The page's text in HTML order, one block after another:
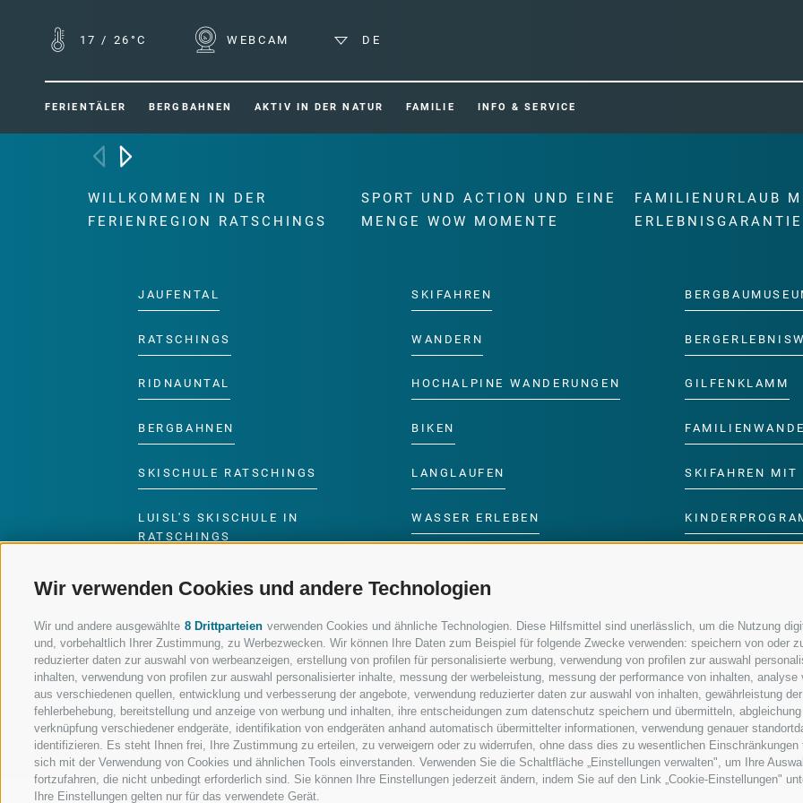
Wir verwenden Cookies und andere Technologien
Wir und andere ausgewählte 8 Drittparteien verwenden Cookies und ähnliche Technologien. Diese Hilfsmittel sind unerlässlich, um die Nutzung
und, vorbehaltlich Ihrer Zustimmung, zu Werbezwecken. Wir können Ihre Daten zum Beispiel für folgende Zwecke verwenden: speichern von oder
reduzierter daten zur auswahl von werbeanzeigen, erstellung von profilen für personalisierte werbung, verwendung von profilen zur auswahl
inhalten, verwendung von profilen zur auswahl personalisierter inhalte, messung der werbeleistung, messung der performance von inhalten,
aus verschiedenen quellen, entwicklung und verbesserung der angebote, verwendung reduzierter daten zur auswahl von inhalten, gewährleistung
fehlerbehebung, bereitstellung und anzeige von werbung und inhalten, ihre entscheidungen zum datenschutz speichern und übermitteln,
verknüpfung verschiedener endgeräte, identifikation von endgeräten anhand automatisch übermittelter informationen, verwendung genauer
identifizieren. Es steht Ihnen frei, Ihre Zustimmung zu erteilen, zu verweigern oder zu widerrufen, ohne dass dies zu wesentlichen
sich mit der Verwendung von Cookies und ähnlichen Tools einverstanden. Verwenden Sie die Schaltfläche „Einstellungen verwalten", um Ihre
fortzufahren, die nicht unbedingt erforderlich sind. Sie können Ihre Einstellungen jederzeit ändern, indem Sie auf den Link „Cookie-Einstellungen"
Ihre Einstellungen gelten nur für das verwendete Gerät.
17 / 26°C WEBCAM DE
FERIENTÄLER BERGBAHNEN AKTIV IN DER NATUR FAMILIE INFO & SERVICE
WILLKOMMEN IN DER
FERIENREGION RATSCHINGS
JAUFENTAL
RATSCHINGS
RIDNAUNTAL
BERGBAHNEN
SKISCHULE RATSCHINGS
LUISL'S SKISCHULE IN
RATSCHINGS
SPORT UND ACTION UND EINE
MENGE WOW MOMENTE
SKIFAHREN
WANDERN
HOCHALPINE WANDERUNGEN
BIKEN
LANGLAUFEN
WASSER ERLEBEN
FAMILIENURLAUB
ERLEBNISGARANTIE
GILFENKLAMM
SKIFAHREN MIT
FOLGE UNS AUF SOCIAL MEDIA